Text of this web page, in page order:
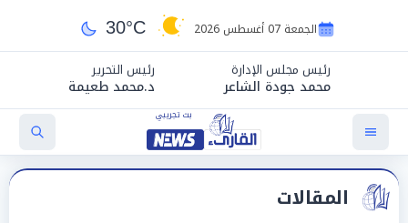
الجمعة 07 أغسطس 2026 30°C
رئيس مجلس الإدارة
محمد جودة الشاعر
رئيس التحرير
د.محمد طعيمة
المقالات